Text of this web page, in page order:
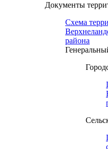
Документы
Схема
района